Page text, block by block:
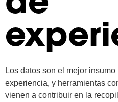
Los datos son el mejor
experiencia, y herramientas
vienen a contribuir en la